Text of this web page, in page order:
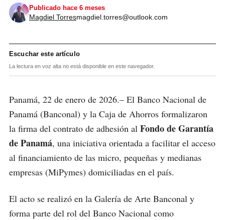
Publicado hace 6 meses
Magdiel Torresmagdiel.torres@outlook.com
Escuchar este artículo
La lectura en voz alta no está disponible en este navegador.
Panamá, 22 de enero de 2026.– El Banco Nacional de
Panamá (Banconal) y la Caja de Ahorros formalizaron
la firma del contrato de adhesión al Fondo de Garantía
de Panamá, una iniciativa orientada a facilitar el acceso
al financiamiento de las micro, pequeñas y medianas
empresas (MiPymes) domiciliadas en el país.
El acto se realizó en la Galería de Arte Banconal y
forma parte del rol del Banco Nacional como